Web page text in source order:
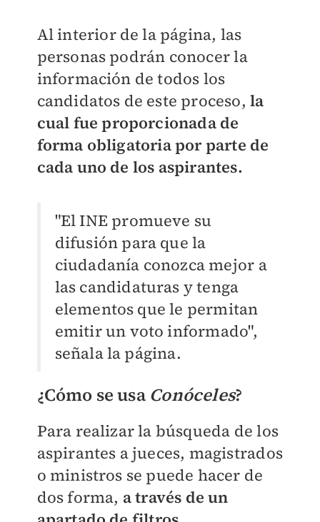
Al interior de la página, las
personas podrán conocer la
información de todos los
candidatos de este proceso,la
cual fue proporcionada de
forma obligatoria por parte de
cada uno de los aspirantes.
"El INE promueve su
difusión para que la
ciudadanía conozca mejor a
las candidaturas y tenga
elementos que le permitan
emitir un voto informado",
señala la página.
¿Cómo se usa Conóceles?
Para realizar la búsqueda de los
aspirantes a jueces, magistrados
o ministros se puede hacer de
dos forma, a través de un